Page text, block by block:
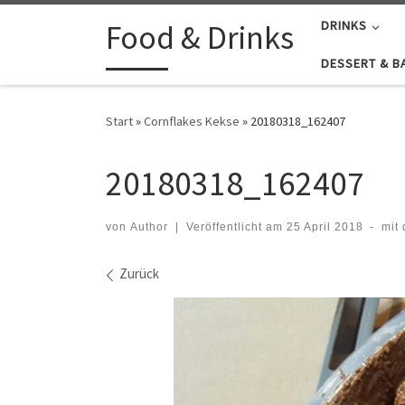
Zum Inhalt springenFood & Drinks DRINKS
DESSERT &
Start»Cornflakes Kekse » 20180318_162407
20180318_162407
von Author Veröffentlicht am 25 April 2018 - mit
Bilder Navigation
Zurück